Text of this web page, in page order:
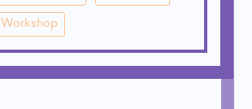
Workshop